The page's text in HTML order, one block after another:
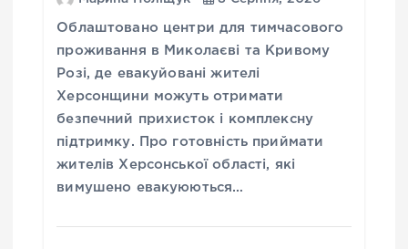
Облаштовано центри для тимчасового
проживання в Миколаєві та Кривому
Розі, де евакуйовані жителі
Херсонщини можуть отримати
безпечний прихисток і комплексну
підтримку. Про готовність приймати
жителів Херсонської області, які
вимушено евакуюються…